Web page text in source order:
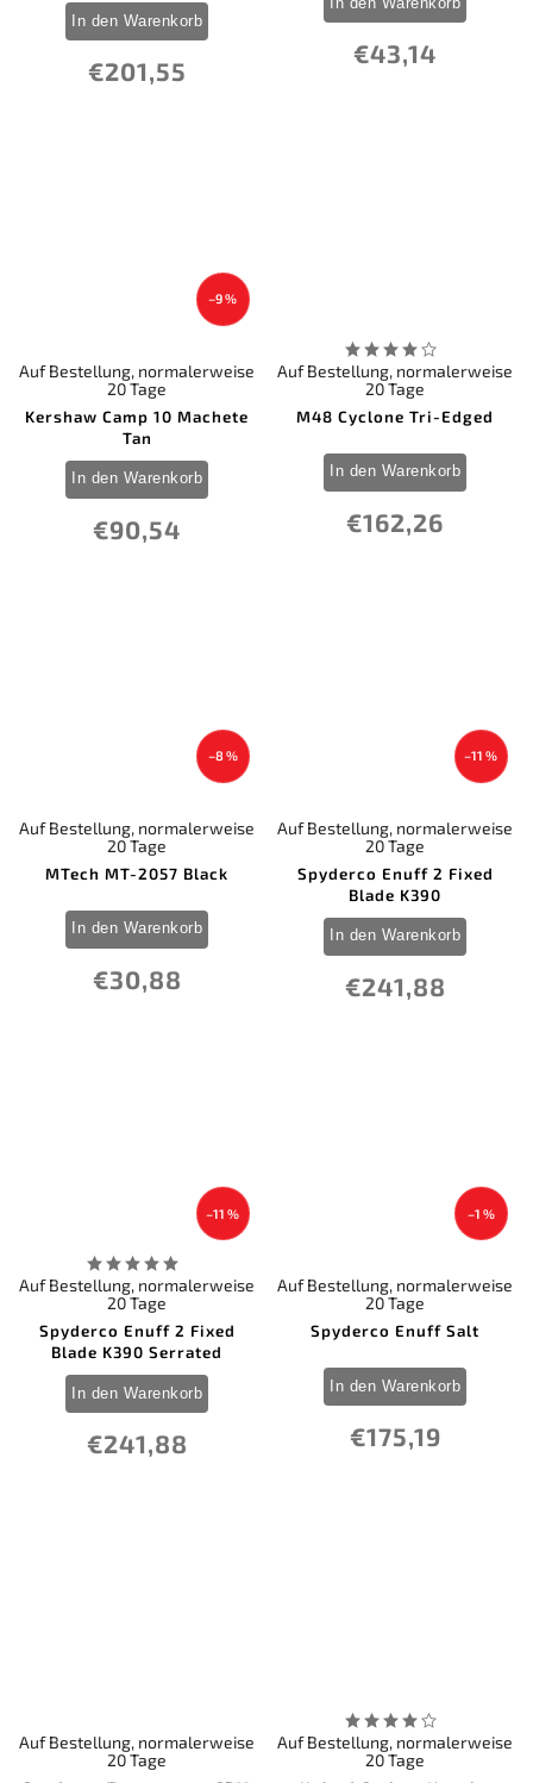
€201,55
In den Warenkorb
€43,14
In den Warenkorb
–9 %
Kershaw Camp 10 Machete
Tan
Auf Bestellung, normalerweise
20 Tage
€90,54
In den Warenkorb
M48 Cyclone Tri-Edged
Auf Bestellung, normalerweise
20 Tage
€162,26
In den Warenkorb
–8 %
MTech MT-2057 Black
Auf Bestellung, normalerweise
20 Tage
€30,88
In den Warenkorb
–11 %
Spyderco Enuff 2 Fixed
Blade K390
Auf Bestellung, normalerweise
20 Tage
€241,88
In den Warenkorb
–11 %
Spyderco Enuff 2 Fixed
Blade K390 Serrated
Auf Bestellung, normalerweise
20 Tage
€241,88
In den Warenkorb
–1 %
Spyderco Enuff Salt
Auf Bestellung, normalerweise
20 Tage
€175,19
In den Warenkorb
Auf Bestellung, normalerweise
20 Tage
Auf Bestellung, normalerweise
20 Tage